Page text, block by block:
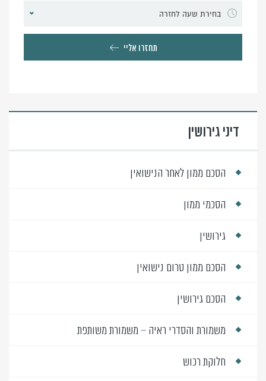
בחירת שעה לחזרה
תחזרו אליי
דיני גירושין
הסכם ממון לאחר הנישואין
הסכמי ממון
גירושין
הסכם ממון טרום נישואין
הסכם גירושין
משמורת והסדרי ראיה – משמורת משותפת
חלוקת רכוש